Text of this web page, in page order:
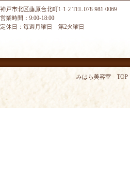
神戸市北区藤原台北町1-1-2 TEL 078-981-0069
営業時間：9:00-18:00
定休日：毎週月曜日 第2火曜日
みはら美容室 TOP